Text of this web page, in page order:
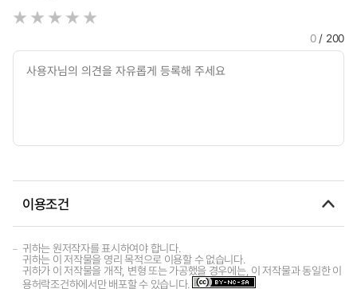
0/ 200
이용조건
귀하는 원저작자를 표시하여야 합니다.
귀하는 이 저작물을 영리 목적으로 이용할 수 없습니다.
귀하가 이 저작물을 개작, 변형 또는 가공했을 경우에는, 이 저작물과 동일한 이
용허락조건하에서만 배포할 수 있습니다.